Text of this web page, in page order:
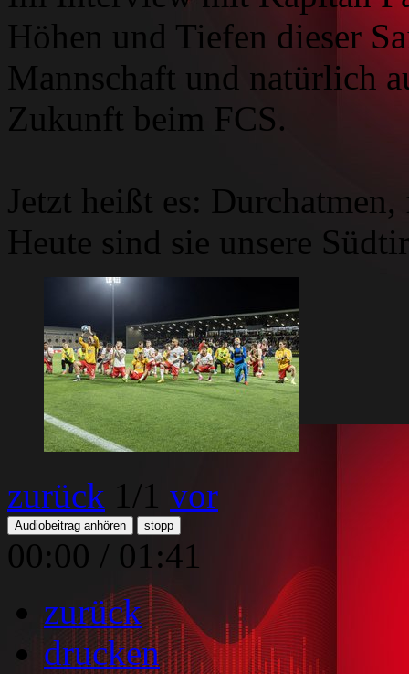
Höhen und Tiefen dieser
Mannschaft und natürlich
Zukunft beim FCS.
Jetzt heißt es:
Heute sind sie unsere
zurück 1 /1 vor
Audiobeitrag anhören stopp
00:00 / 01:41
zurück
drucken